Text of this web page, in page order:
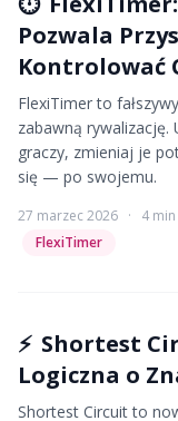
Pozwala
Kontrolować
FlexiTimer to
zabawną rywalizację.
graczy, zmieniaj je
się — po swojemu.
27 marzec 2026 · 4
FlexiTimer
⚡ Shortest
Logiczna o
Shortest Circuit to